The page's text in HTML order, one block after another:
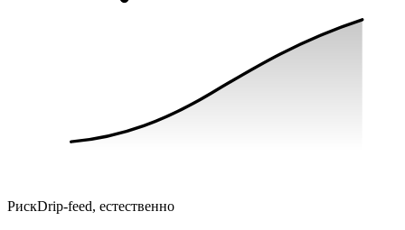
РискDrip-feed, естественно